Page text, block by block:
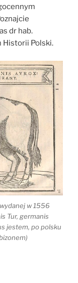
dr hab.
Historii Polski.
w 1556
Tur, germanis
jestem, po polsku